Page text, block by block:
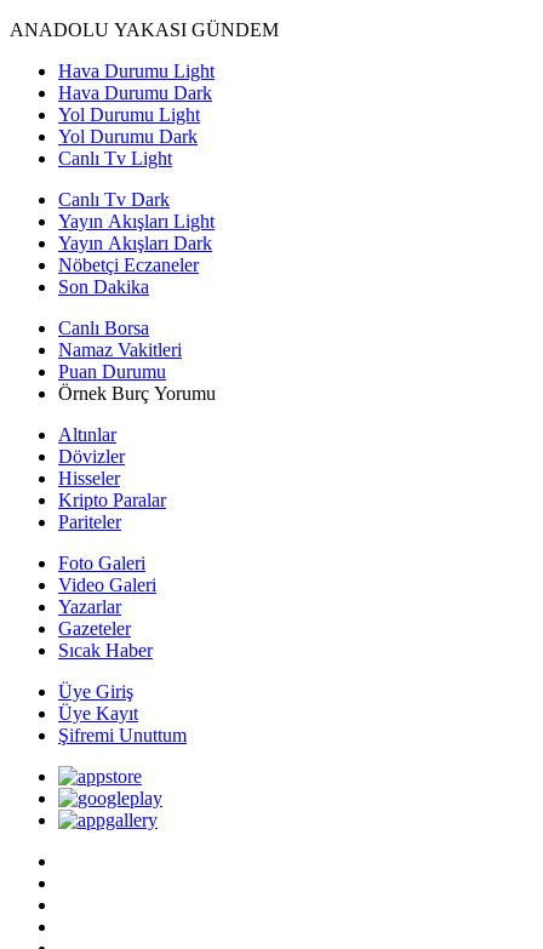
ANADOLU YAKASI GÜNDEM
Hava Durumu Light
Hava Durumu Dark
Yol Durumu Light
Yol Durumu Dark
Canlı Tv Light
Canlı Tv Dark
Yayın Akışları Light
Yayın Akışları Dark
Nöbetçi Eczaneler
Son Dakika
Canlı Borsa
Namaz Vakitleri
Puan Durumu
Örnek Burç Yorumu
Altınlar
Dövizler
Hisseler
Kripto Paralar
Pariteler
Foto Galeri
Video Galeri
Yazarlar
Gazeteler
Sıcak Haber
Üye Giriş
Üye Kayıt
Şifremi Unuttum